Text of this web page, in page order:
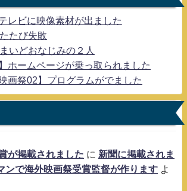
レビに映像素材が出ました
たび失敗
いどおなじみの２人
ホームページが乗っ取られました
画祭02】プログラムがでました
が掲載されました に 新聞に掲載されま
ンで海外映画祭受賞監督が作ります よ